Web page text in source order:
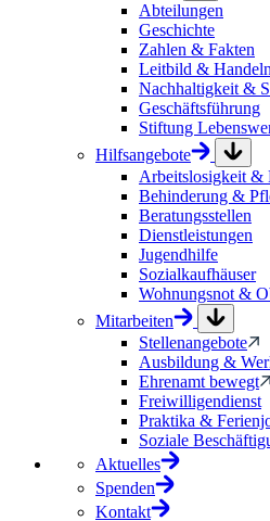
Abteilungen
Geschichte
Zahlen & Fakten
Leitbild & Handeln
Nachhaltigkeit &
Geschäftsführung
Stiftung
Hilfsangebote
Arbeitslosigkeit &
Behinderung &
Beratungsstellen
Dienstleistungen
Jugendhilfe
Sozialkaufhäuser
Wohnungsnot &
Mitarbeiten
Stellenangebote
Ausbildung &
Ehrenamt bewegt
Freiwilligendienst
Praktika &
Soziale
Aktuelles
Spenden
Kontakt